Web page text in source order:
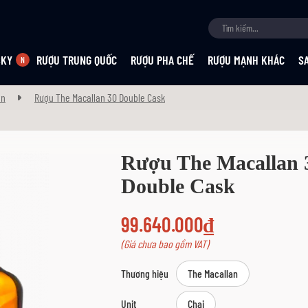
RƯỢU TRUNG QUỐC RƯỢU PHA CHẾ RƯỢU MẠNH KHÁC
Rượu The Macallan 30 Double Cask
Rượu The Macallan
Double Cask
99.640.000₫
(Giá chưa bao gồm VAT)
Thương hiệu The Macallan
Unit Chai